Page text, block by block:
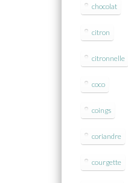
chocolat
citron
citronnelle
coco
coings
coriandre
courgette